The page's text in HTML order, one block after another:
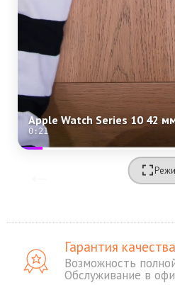
0:20
Гарантия качества
Возможность
Обслуживание в